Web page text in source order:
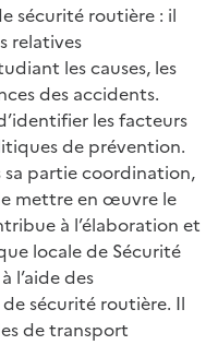
sécurité routière : il
relatives
les causes, les
des accidents.
les facteurs
de prévention.
sa partie coordination,
mettre en œuvre le
à l’élaboration et
locale de Sécurité
l’aide des
sécurité routière. Il
de transport